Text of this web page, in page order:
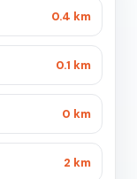
0.4 km
0.1 km
0 km
2 km